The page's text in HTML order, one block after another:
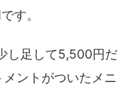
す。
し足して5,500円だ
ントがついたメニ